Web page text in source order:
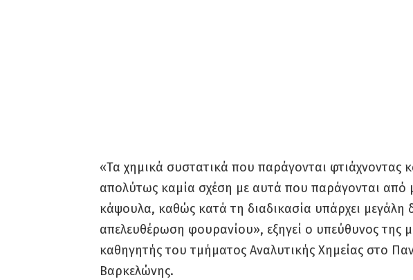
«Τα χημικά συστατικά που παράγονται φτιάχνοντας
απολύτως καμία σχέση με αυτά που παράγονται από
κάψουλα, καθώς κατά τη διαδικασία υπάρχει μεγάλη
απελευθέρωση φουρανίου», εξηγεί ο υπεύθυνος της
καθηγητής του τμήματος Αναλυτικής Χημείας στο
Βαρκελώνης.